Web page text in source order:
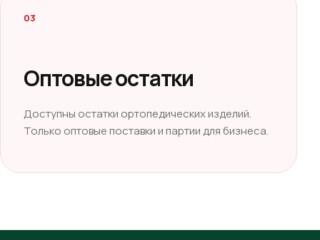
03
Оптовые остатки
Доступны остатки ортопедических изделий.
Только оптовые поставки и партии для бизнеса.